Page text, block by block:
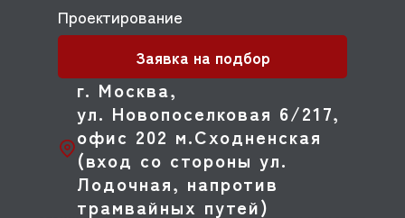
г. Москва,
ул. Новопоселковая 6/217,
офис 202 м.Сходненская
(вход со стороны ул.
Лодочная, напротив
трамвайных путей)
Проектирование
Заявка на подбор